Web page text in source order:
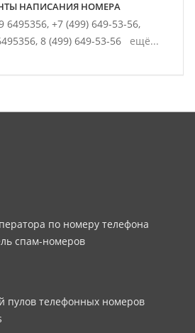
НАПИСАНИЯ НОМЕРА
6495356, +7 (499) 649-53-56,
8 (499) 649-53-56 ещё...
по номеру телефона
спам-номеров
пулов телефонных номеров